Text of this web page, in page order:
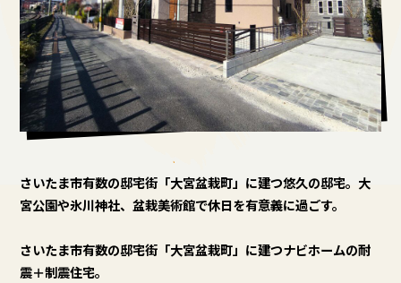
さいたま市有数の邸宅街「大宮盆栽町」に建つ悠久の邸宅。大
宮公園や氷川神社、盆栽美術館で休日を有意義に過ごす。
さいたま市有数の邸宅街「大宮盆栽町」に建つナビホームの耐
震＋制震住宅。